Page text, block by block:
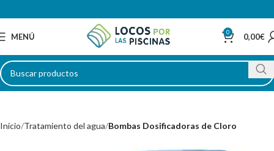
MENÚ 0 0,00€
Inicio Tratamiento del agua Bombas Dosificadoras de Cloro